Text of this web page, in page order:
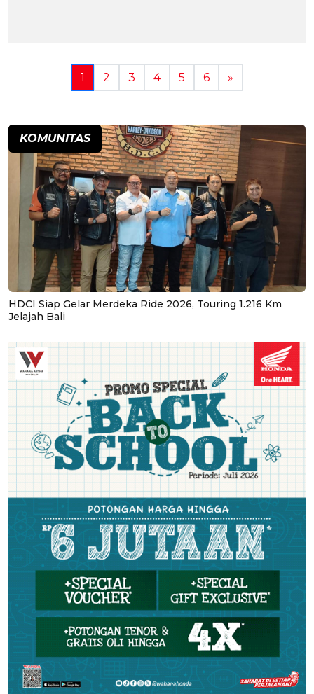
1 2 3 4 5 6 »
KOMUNITAS
HDCI Siap Gelar Merdeka Ride 2026, Touring 1.216 Km
Jelajah Bali